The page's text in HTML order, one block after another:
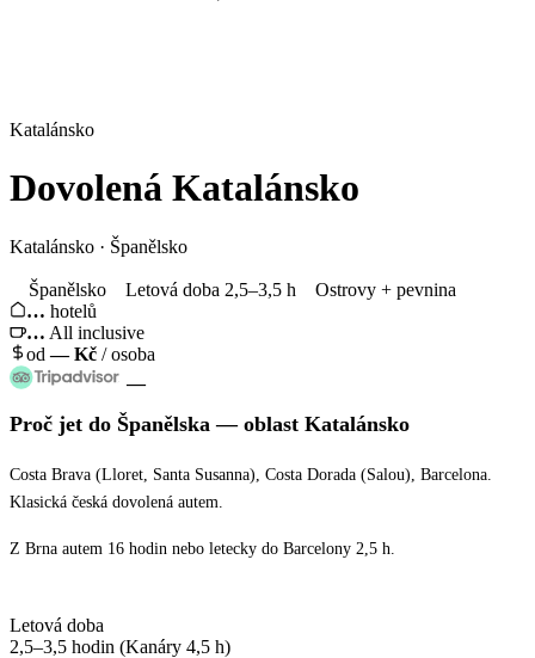
Katalánsko
Dovolená Katalánsko
Katalánsko · Španělsko
Španělsko Letová doba 2,5–3,5 h
Ostrovy + pevnina
… hotelů
… All inclusive
od—Kč / osoba
—
Proč jet do Španělska — oblast Katalánsko
Costa Brava (Lloret, Santa Susanna), Costa Dorada (Salou), Barcelona.
Klasická česká dovolená autem.
Z Brna autem 16 hodin nebo letecky do Barcelony 2,5 h.
Letová doba
2,5–3,5 hodin (Kanáry 4,5 h)